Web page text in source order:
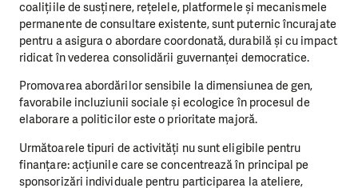
coalițiile de susținere, rețelele, platformele și mecanismele
permanente de consultare existente, sunt puternic încurajate
pentru a asigura o abordare coordonată, durabilă și cu impact
ridicat în vederea consolidării guvernanței democratice.
Promovarea abordărilor sensibile la dimensiunea de gen,
favorabile incluziunii sociale și ecologice în procesul de
elaborare a politicilor este o prioritate majoră.
Următoarele tipuri de activități nu sunt eligibile pentru
finanțare: acțiunile care se concentrează în principal pe
sponsorizări individuale pentru participarea la ateliere,